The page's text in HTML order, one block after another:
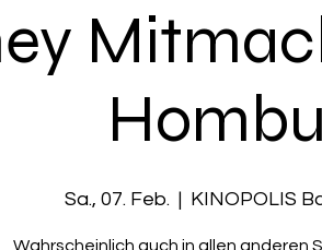
Sa., 07. Feb.
  |
KINOPOLIS